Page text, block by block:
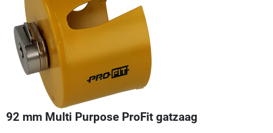
92 mm Multi Purpose ProFit gatzaag